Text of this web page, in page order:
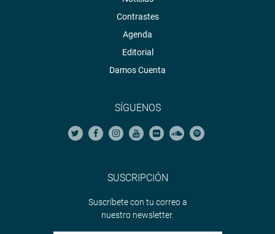
Contrastes
Agenda
Editorial
Damos Cuenta
SÍGUENOS
SUSCRIPCIÓN
Suscríbete con tu correo a
nuestro newsletter.